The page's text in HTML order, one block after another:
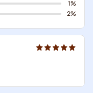
1%
2%